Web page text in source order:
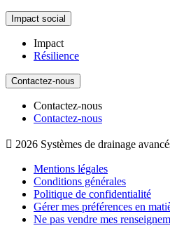
Impact social
Impact
Résilience
Contactez-nous
Contactez-nous
Contactez-nous
 2026 Systèmes de drainage
Mentions légales
Conditions générales
Politique de confidentialité
Gérer mes préférences en
Ne pas vendre mes